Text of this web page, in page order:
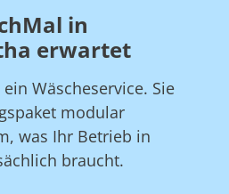
in
erwartet
Wäscheservice. Sie
modular
was Ihr Betrieb in
braucht.